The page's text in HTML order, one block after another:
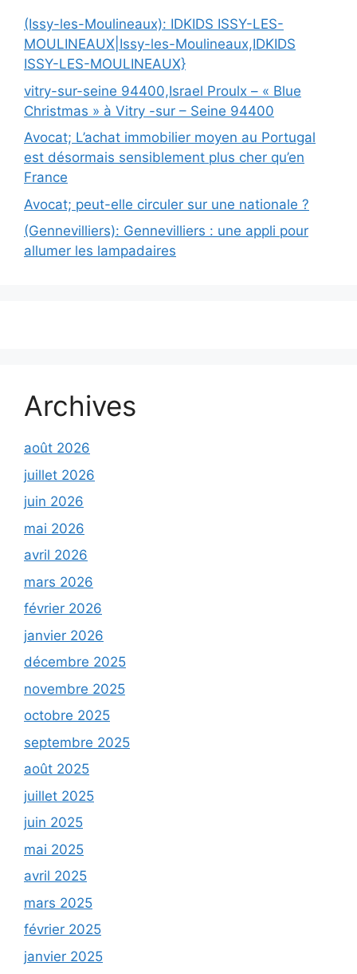
(Issy-les-Moulineaux): IDKIDS ISSY-LES-
MOULINEAUX|Issy-les-Moulineaux,IDKIDS
ISSY-LES-MOULINEAUX}
vitry-sur-seine 94400,Israel Proulx – « Blue
Christmas » à Vitry -sur – Seine 94400
Avocat; L’achat immobilier moyen au Portugal
est désormais sensiblement plus cher qu’en
France
Avocat; peut-elle circuler sur une nationale ?
(Gennevilliers): Gennevilliers : une appli pour
allumer les lampadaires
Archives
août 2026
juillet 2026
juin 2026
mai 2026
avril 2026
mars 2026
février 2026
janvier 2026
décembre 2025
novembre 2025
octobre 2025
septembre 2025
août 2025
juillet 2025
juin 2025
mai 2025
avril 2025
mars 2025
février 2025
janvier 2025